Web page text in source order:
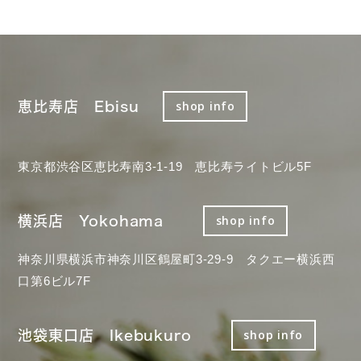
恵比寿店 Ebisu shop info
東京都渋谷区恵比寿南3-1-19 恵比寿ライトビル5F
横浜店 Yokohama shop info
神奈川県横浜市神奈川区鶴屋町3-29-9 タクエー横浜西
口第6ビル7F
池袋東口店 Ikebukuro shop info